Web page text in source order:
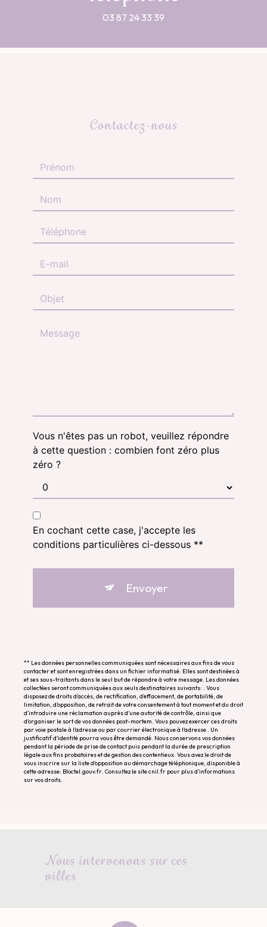
03 87 24 33 39
Contactez-nous
Vous n'êtes pas un robot, veuillez répondre
à cette question : combien font zéro plus
zéro ?
En cochant cette case, j'accepte les
conditions particulières ci-dessous **
Envoyer
** Les données personnelles communiquées sont nécessaires aux fins de vous
contacter et sont enregistrées dans un fichier informatisé. Elles sont destinées à
et ses sous-traitants dans le seul but de répondre à votre message. Les données
collectées seront communiquées aux seuls destinataires suivants: . Vous
disposez de droits d’accès, de rectification, d’effacement, de portabilité, de
limitation, d’opposition, de retrait de votre consentement à tout moment et du droit
d’introduire une réclamation auprès d’une autorité de contrôle, ainsi que
d’organiser le sort de vos données post-mortem. Vous pouvez exercer ces droits
par voie postale à l'adresse ou par courrier électronique à l'adresse . Un
justificatif d'identité pourra vous être demandé. Nous conservons vos données
pendant la période de prise de contact puis pendant la durée de prescription
légale aux fins probatoires et de gestion des contentieux. Vous avez le droit de
vous inscrire sur la liste d'opposition au démarchage téléphonique, disponible à
cette adresse: Bloctel.gouv.fr. Consultez le site cnil.fr pour plus d’informations
sur vos droits.
Nous intervenons sur ces
villes